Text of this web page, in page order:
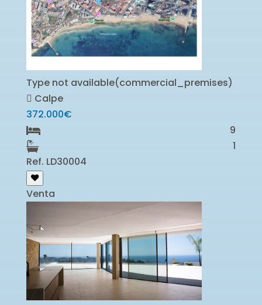
Type not available(commercial_premises)
Calpe
372.000€
9
1
Ref. LD30004
Venta